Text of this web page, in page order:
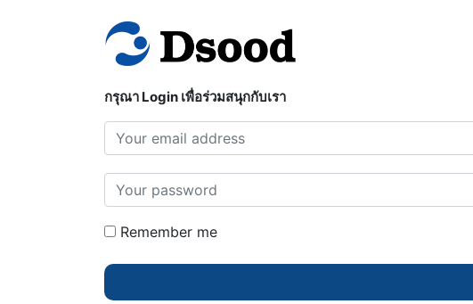
กรุณา Login เพื่อร่วมสนุกกับเรา
Remember me